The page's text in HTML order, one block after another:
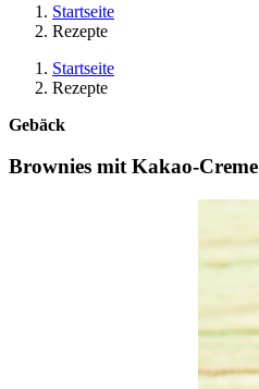
Startseite
Rezepte
Startseite
Rezepte
Gebäck
Brownies mit Kakao-Creme